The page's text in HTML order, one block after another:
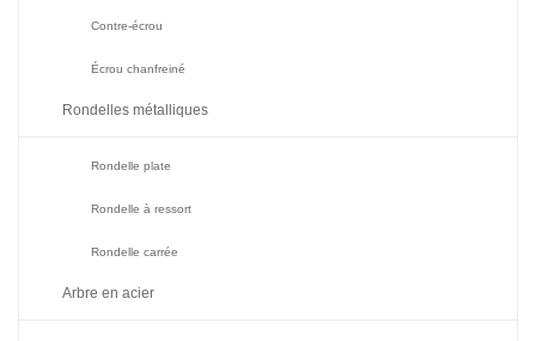
Contre-écrou
Écrou chanfreiné
Rondelles métalliques
Rondelle plate
Rondelle à ressort
Rondelle carrée
Arbre en acier